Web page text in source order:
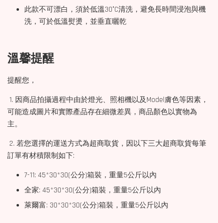
此款不可漂白，須於低溫30°C清洗，避免長時間浸泡與機
洗，可於低溫熨燙，並垂直曬乾
溫馨提醒
提醒您，
1. 因商品拍攝過程中由於燈光、照相機以及Model膚色等因素，
可能造成圖片和實際產品存在細微差異，商品顏色以實物為
主。
2. 若您選擇的運送方式為超商取貨，因以下三大超商取貨每筆
訂單有材積限制如下:
7-11: 45*30*30(公分)箱裝，重量5公斤以內
全家: 45*30*30(公分)箱裝，重量5公斤以內
萊爾富: 30*30*30(公分)箱裝，重量5公斤以內